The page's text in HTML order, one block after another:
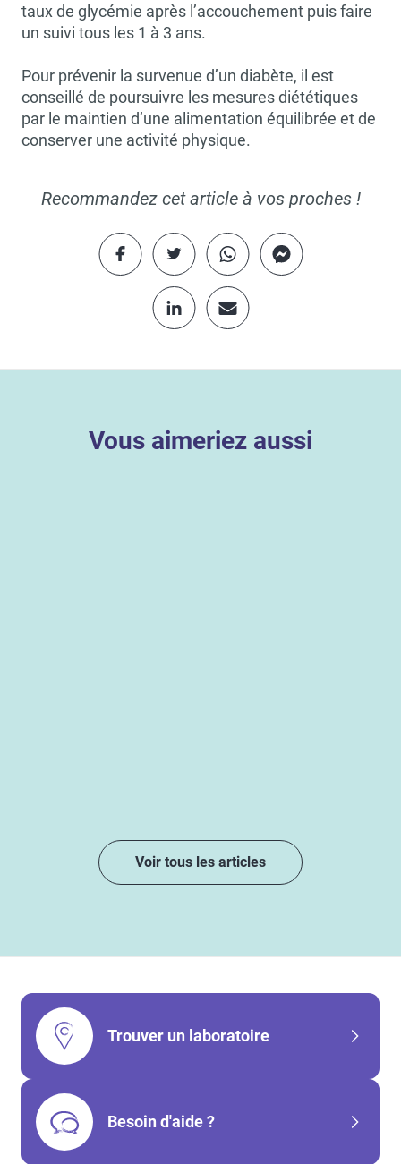
taux de glycémie après l’accouchement puis faire
un suivi tous les 1 à 3 ans.
Pour prévenir la survenue d’un diabète, il est
conseillé de poursuivre les mesures diététiques
par le maintien d’une alimentation équilibrée et de
conserver une activité physique.
Recommandez cet article à vos proches !
Vous aimeriez aussi
Voir tous les articles
Trouver un laboratoire
Besoin d'aide ?